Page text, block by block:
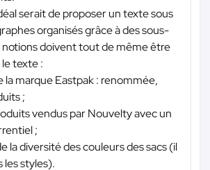
serait de proposer un texte sous
organisés grâce à des sous-
notions doivent tout de même être
texte :
la marque Eastpak : renommée,
;
vendus par Nouvelty avec un
;
la diversité des couleurs des sacs (il
les styles).